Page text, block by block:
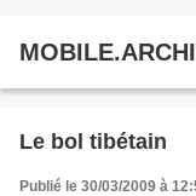
Le bol tibétain
Publié le 30/03/2009 à